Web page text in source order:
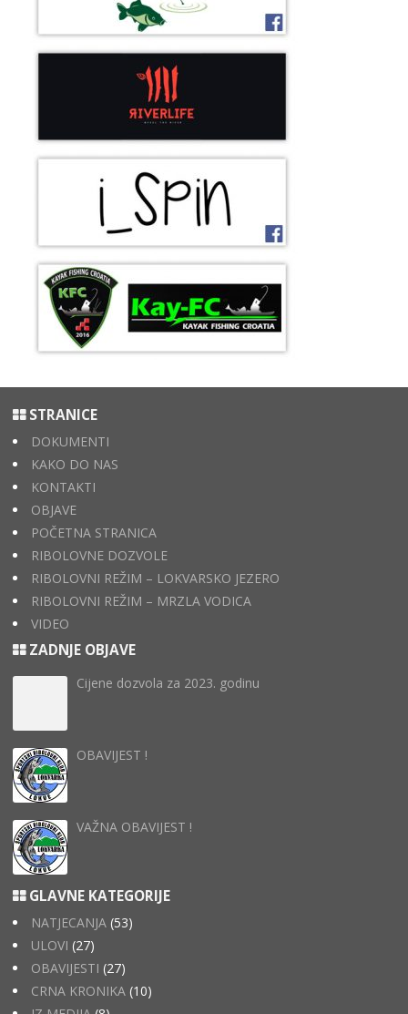
STRANICE
DOKUMENTI
KAKO DO NAS
KONTAKTI
OBJAVE
POČETNA STRANICA
RIBOLOVNE DOZVOLE
RIBOLOVNI REŽIM – LOKVARSKO JEZERO
RIBOLOVNI REŽIM – MRZLA VODICA
VIDEO
ZADNJE OBJAVE
Cijene dozvola za 2023. godinu
OBAVIJEST !
VAŽNA OBAVIJEST !
GLAVNE KATEGORIJE
NATJECANJA (53)
ULOVI (27)
OBAVIJESTI (27)
CRNA KRONIKA (10)